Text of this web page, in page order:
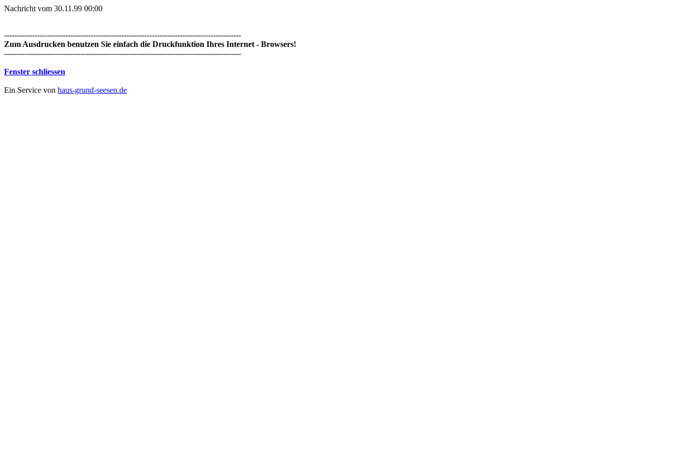
Nachricht vom 30.11.99 00:00
---------------------------------------------------------------------------------------------
Zum Ausdrucken benutzen Sie einfach die Druckfunktion Ihres Internet - Browsers!
---------------------------------------------------------------------------------------------
Fenster schliessen
Ein Service von haus-grund-seesen.de